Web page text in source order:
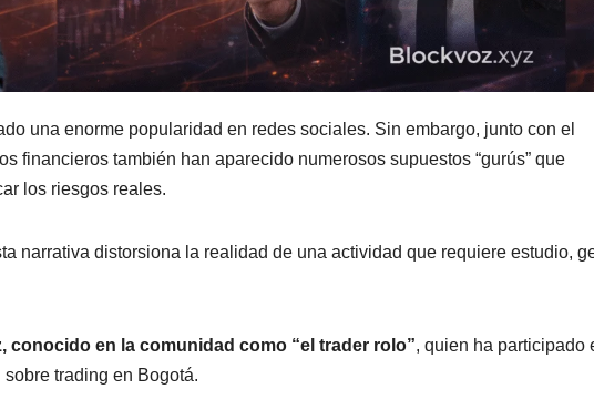
una enorme popularidad en redes sociales. Sin embargo, junto con el
financieros también han aparecido numerosos supuestos “gurús” que
los riesgos reales.
narrativa distorsiona la realidad de una actividad que requiere estudio,
conocido en la comunidad como “el trader rolo”, quien ha participado
trading en Bogotá.